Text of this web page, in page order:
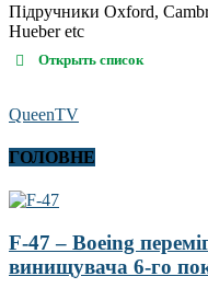
Підручники Oxford,
Hueber etc
Открыть список
QueenTV
ГОЛОВНЕ
F-47 – Boeing
винищувача 6-го